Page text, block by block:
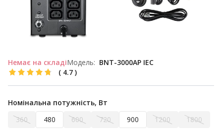
Немає на складіМодель: BNT-3000AP IEC
( 4.7 )
Номінальна потужність, Вт
360
480 600 720 900 1200 1800